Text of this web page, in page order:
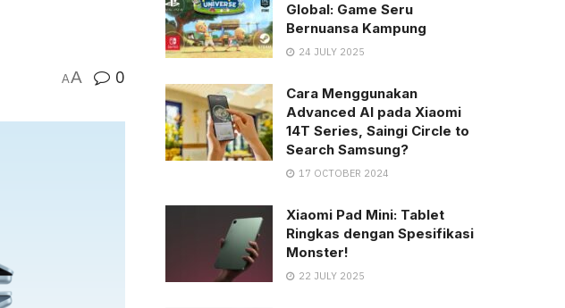
AA 0
Global: Game Seru
Bernuansa Kampung
24 JULY 2025
Cara Menggunakan
Advanced AI pada Xiaomi
14T Series, Saingi Circle to
Search Samsung?
17 OCTOBER 2024
Xiaomi Pad Mini: Tablet
Ringkas dengan Spesifikasi
Monster!
22 JULY 2025